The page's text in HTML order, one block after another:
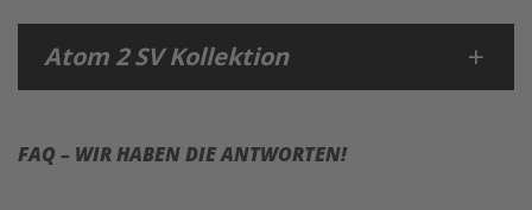
Atom 2 SV Kollektion
FAQ – WIR HABEN DIE ANTWORTEN!